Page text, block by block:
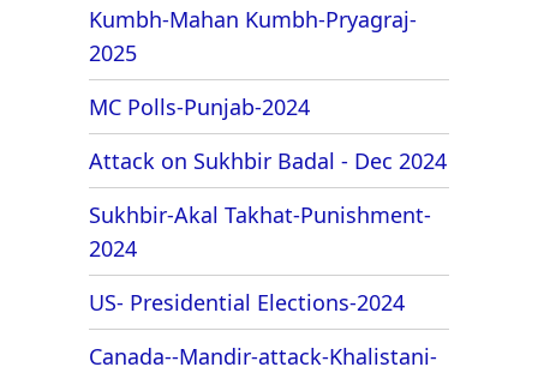
Kumbh-Mahan Kumbh-Pryagraj-
2025
MC Polls-Punjab-2024
Attack on Sukhbir Badal - Dec 2024
Sukhbir-Akal Takhat-Punishment-
2024
US- Presidential Elections-2024
Canada--Mandir-attack-Khalistani-